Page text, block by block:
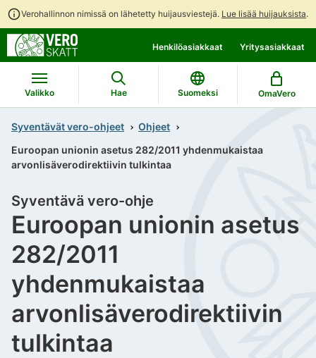
Verohallinnon nimissä on lähetetty huijausviestejä. Lue lisää huijauksista.
suoraan
sisältöön
koko
sivuston
hakuun
Henkilöasiakkaat Yritysasiakkaat
Valikko Hae Suomeksi OmaVero
Syventävät vero-ohjeet
Ohjeet
Euroopan unionin asetus 282/2011 yhdenmukaistaa
arvonlisäverodirektiivin tulkintaa
Euroopan unionin asetus
282/2011
yhdenmukaistaa
arvonlisäverodirektiivin
tulkintaa
Syventävä vero-ohje